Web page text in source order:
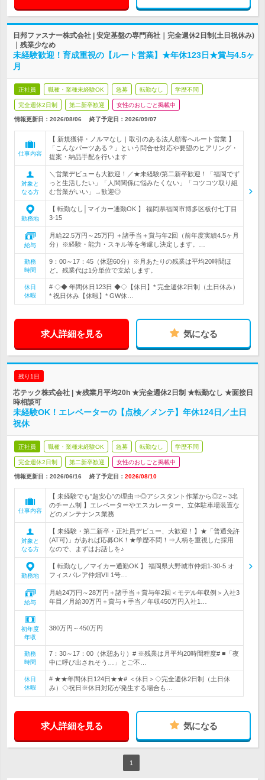
日邦ファスナー株式会社 | 安定基盤の専門商社｜完全週休2日制(土日祝休み)
｜残業少なめ
未経験歓迎！育成重視の【ルート営業】★年休123日★賞与4.5ヶ
月
正社員 職種・業種未経験OK 急募 転勤なし 学歴不問
完全週休2日制 第二新卒歓迎 女性のおしごと掲載中
情報更新日：2026/08/06 終了予定日： 2026/09/07
仕事内容
【 新規獲得・ノルマなし｜取引のある法人顧客へルート営業 】
「こんなパーツある？」という問合せ対応や要望のヒアリング・
提案・納品手配を行います
対象と
なる方
＼営業デビューも大歓迎！／★未経験/第二新卒歓迎！「福岡でず
っと生活したい」「人間関係に悩みたくない」「コツコツ取り組
む営業がいい」→歓迎◎
勤務地
【 転勤なし│マイカー通勤OK 】 福岡県福岡市博多区板付七丁目
3-15
給与
月給22.5万円～25万円 ＋諸手当＋賞与年2回（前年度実績4.5ヶ月
分）※経験・能力・スキル等を考慮し決定します。…
勤務
時間
9：00～17：45（休憩60分）※月あたりの残業は平均20時間ほ
ど。残業代は1分単位で支給します。
休日
休暇
# ◇◆ 年間休日123日 ◆◇【休日】* 完全週休2日制（土日休み）
* 祝日休み【休暇】* GW休…
求人詳細を見る 気になる
残り1日
芯テック株式会社 | ★残業月平均20h ★完全週休2日制 ★転勤なし ★面接日
時相談可
未経験OK！エレベーターの【点検／メンテ】年休124日／土日
祝休
正社員 職種・業種未経験OK 急募 転勤なし 学歴不問
完全週休2日制 第二新卒歓迎 女性のおしごと掲載中
情報更新日：2026/06/16 終了予定日： 2026/08/10
仕事内容
【 未経験でも"超安心"の理由⇒◎アシスタント作業から◎2～3名
のチーム制 】エレベーターやエスカレーター、立体駐車場装置な
どのメンテナンス業務
対象と
なる方
【 未経験・第二新卒・正社員デビュー、大歓迎！】★「普通免許
(AT可)」があれば応募OK！★学歴不問！⇒人柄を重視した採用
なので、まずはお話しを♪
勤務地
【 転勤なし／マイカー通勤OK 】 福岡県大野城市仲畑1-30-5 オ
フィスパレア仲畑VII 1号…
給与
月給24万円～28万円＋諸手当＋賞与年2回＜モデル年収例＞入社3
年目／月給30万円＋賞与＋手当／年収450万円入社1…
初年度
年収
380万円～450万円
勤務
時間
7：30～17：00（休憩あり）# ※残業は月平均20時間程度# ■「夜
中に呼び出されそう…」とご不…
休日
休暇
# ★★年間休日124日★★# ＜休日＞◇完全週休2日制（土日休
み）◇祝日※休日対応が発生する場合も…
求人詳細を見る 気になる
1